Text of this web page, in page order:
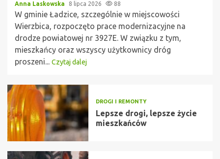
Anna Laskowska 8 lipca 2026 88
W gminie Ładzice, szczególnie w miejscowości
Wierzbica, rozpoczęto prace modernizacyjne na
drodze powiatowej nr 3927E. W związku z tym,
mieszkańcy oraz wszyscy użytkownicy dróg
proszeni... Czytaj dalej
DROGI I REMONTY
Lepsze drogi, lepsze życie
mieszkańców